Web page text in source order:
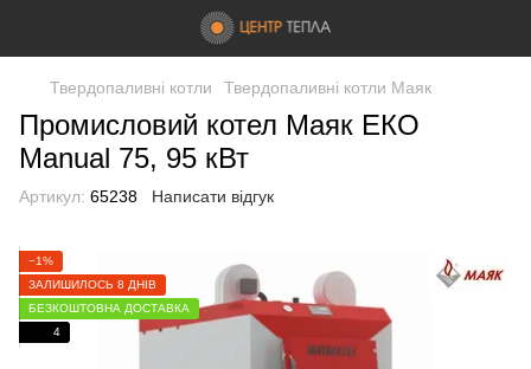
Твердопаливні котли Твердопаливні котли Маяк
Промисловий котел Маяк ЕКО
Manual 75, 95 кВт
Артикул: 65238 Написати відгук
−1%
ЗАЛИШИЛОСЬ 8 ДНІВ
БЕЗКОШТОВНА ДОСТАВКА
4